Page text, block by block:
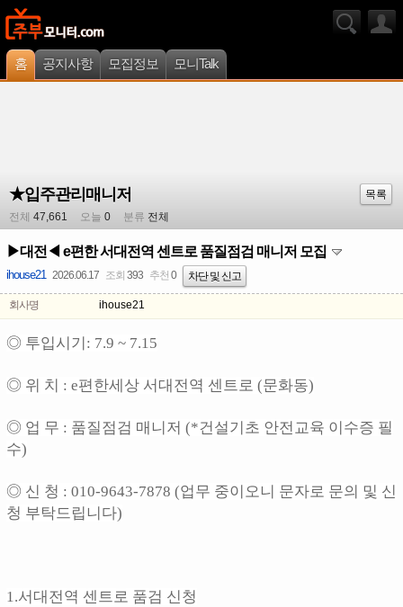
홈 공지사항 모집정보 모니Talk
★입주관리매니저
목록
전체 47,661 오늘 0 분류 전체
▶대전◀ e편한 서대전역 센트로 품질점검 매니저 모집
ihouse21 2026.06.17 조회 393 추천 0 차단 및 신고
회사명 ihouse21
◎ 투입시기: 7.9 ~ 7.15
◎ 위 치 : e편한세상 서대전역 센트로 (문화동)
◎ 업 무 : 품질점검 매니저 (*건설기초 안전교육 이수증 필
수)
◎ 신 청 : 010-9643-7878 (업무 중이오니 문자로 문의 및 신
청 부탁드립니다)
1.서대전역 센트로 품검 신청